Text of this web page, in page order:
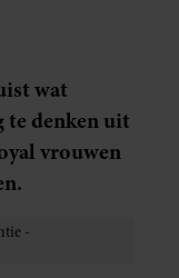
wat
te denken uit
vrouwen